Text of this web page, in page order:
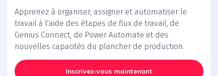
Apprenez à organiser, assigner et automatiser le
travail à l'aide des étapes de flux de travail, de
Genius Connect, de Power Automate et des
nouvelles capacités du plancher de production.
Inscrivez-vous maintenant